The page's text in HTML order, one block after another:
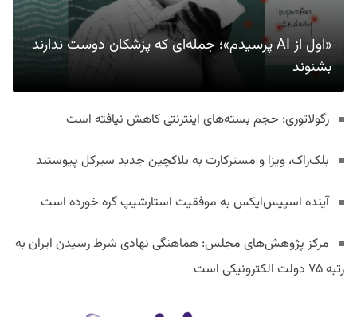
«اول از AI پرسیدم»؛ جمله‌ای که پزشکان دوست ندارند
بشنوند
رگولاتوری: حجم بسته‌های اینترنتی کاهش نیافته است
بلک‌راک، ویزا و مسترکارت به بلاکچین جدید سیرکل پیوستند
آینده اسپیس‌ایکس به موفقیت استارشیپ گره خورده است
مرکز پژوهش‌های مجلس: هماهنگی نهادی شرط رسیدن ایران به
رتبه ۷۵ دولت الکترونیکی است